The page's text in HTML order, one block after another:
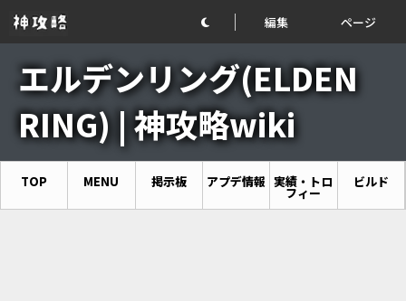
編集 ページ
エルデンリング(ELDEN
RING) | 神攻略wiki
TOP MENU 掲示板 アプデ情報 実績・トロ
フィー
ビルド